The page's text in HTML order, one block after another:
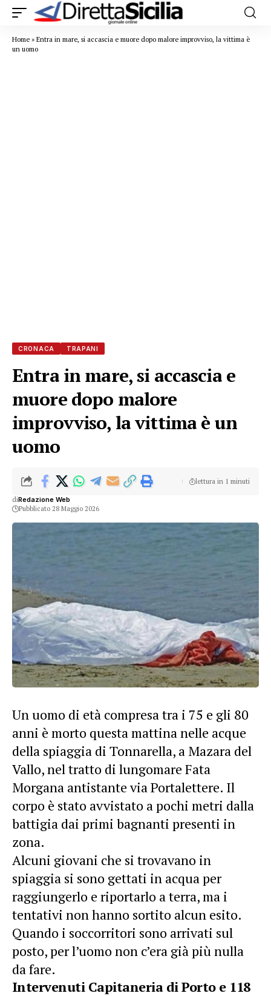
Home » Entra in mare, si accascia e muore dopo malore improvviso, la vittima è
un uomo
CRONACA TRAPANI
Entra in mare, si accascia e
muore dopo malore
improvviso, la vittima è un
uomo
diRedazione Web
Pubblicato 28 Maggio 2026
lettura in 1 minuti
Un uomo di età compresa tra i 75 e gli 80
anni è morto questa mattina nelle acque
della spiaggia di Tonnarella, a Mazara del
Vallo, nel tratto di lungomare Fata
Morgana antistante via Portalettere. Il
corpo è stato avvistato a pochi metri dalla
battigia dai primi bagnanti presenti in
zona.
Alcuni giovani che si trovavano in
spiaggia si sono gettati in acqua per
raggiungerlo e riportarlo a terra, ma i
tentativi non hanno sortito alcun esito.
Quando i soccorritori sono arrivati sul
posto, per l’uomo non c’era già più nulla
da fare.
Intervenuti Capitaneria di Porto e 118